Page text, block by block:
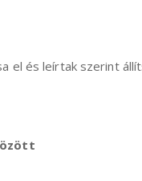
el és leírtak szerint